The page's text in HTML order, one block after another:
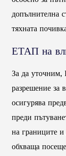
допълнителна
тяхната
ЕТАП на
За да уточним,
разрешение за
осигурява
преди
на границите
обхваща